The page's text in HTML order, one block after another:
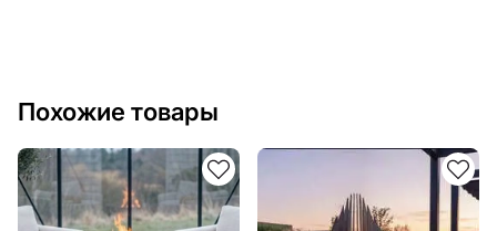
Похожие товары